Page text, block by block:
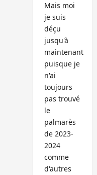
Mais moi
je suis
déçu
jusqu'à
maintenant
puisque je
n'ai
toujours
pas trouvé
le
palmarès
de 2023-
2024
comme
d'autres